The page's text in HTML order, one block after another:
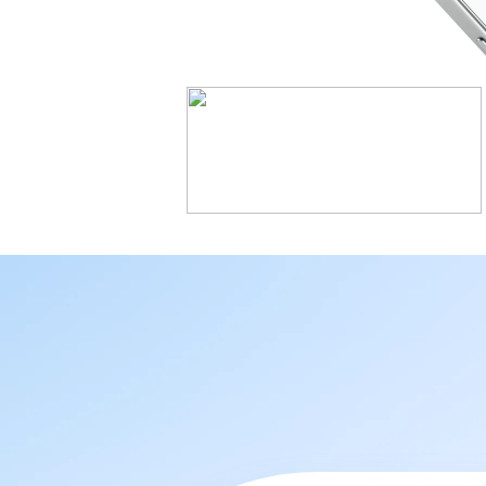
realme Buds Air7 Pro